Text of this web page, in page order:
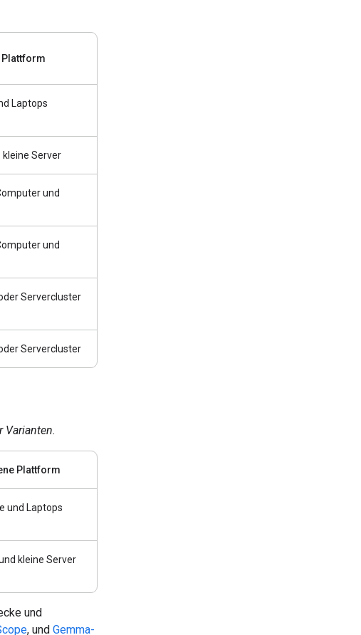
Laptops
Server
und
und
Servercluster
Servercluster
Varianten.
Plattform
und Laptops
kleine Server
und
, und Gemma-